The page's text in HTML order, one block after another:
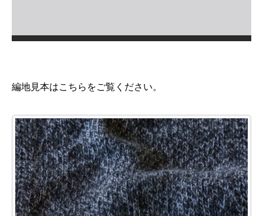
編地見本はこちらをご覧ください。